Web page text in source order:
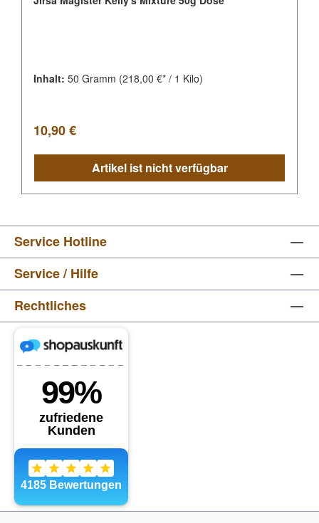
Inhalt: 50 Gramm (218,00 €* / 1 Kilo)
Regulärer Preis:
10,90 €
Artikel ist nicht verfügbar
Service Hotline
Service / Hilfe
Rechtliches